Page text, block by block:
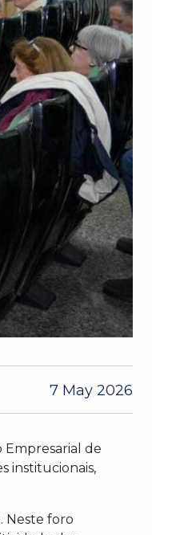
7 May 2026
de
institucionais,
Neste foro